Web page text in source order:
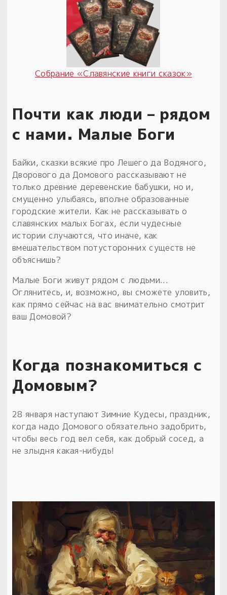
Пыльный сундучок
большое обновление
Товары со скидкой
Безоплатная доставка
на заказ от 4 тыс. руб. со скидкой
к заказу от 3 тыс. руб.
Собрание «Славянские книги сказок»
Почти как люди – рядом
с нами. Малые Боги
Байки, сказки всякие про Лешего да Водяного,
Дворового да Домового рассказывают не
только древние деревенские бабушки, но и,
смущенно улыбаясь, вполне образованные
городские жители. Как не рассказывать о
славянских малых Богах, если чудесные
истории случаются, что иначе, как
вмешательством потусторонних существ не
объяснишь?
Малые Боги живут рядом с людьми...
Оглянитесь, и, возможно, вы сможете уловить,
как прямо сейчас на вас внимательно смотрит
ваш Домовой?
Когда познакомиться с
Домовым?
28 января наступают Зимние Кудесы, праздник,
когда надо Домового обязательно задобрить,
чтобы весь год вел себя, как добрый сосед, а
не злыдня какая-нибудь!